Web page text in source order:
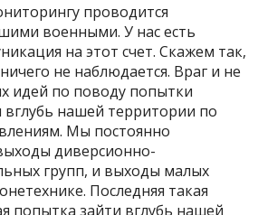
проводится
военными. У нас есть
на этот счет. Скажем так,
не наблюдается. Враг и не
идей по поводу попытки
вглубь нашей территории по
Мы постоянно
диверсионно-
групп, и выходы малых
Последняя такая
попытка зайти вглубь нашей